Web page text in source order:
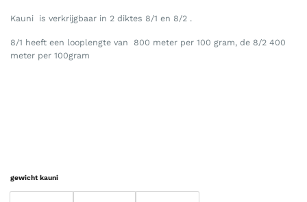
Kauni is verkrijgbaar in 2 diktes 8/1 en 8/2 .
8/1 heeft een looplengte van 800 meter per 100 gram, de 8/2 400
meter per 100gram
gewicht kauni